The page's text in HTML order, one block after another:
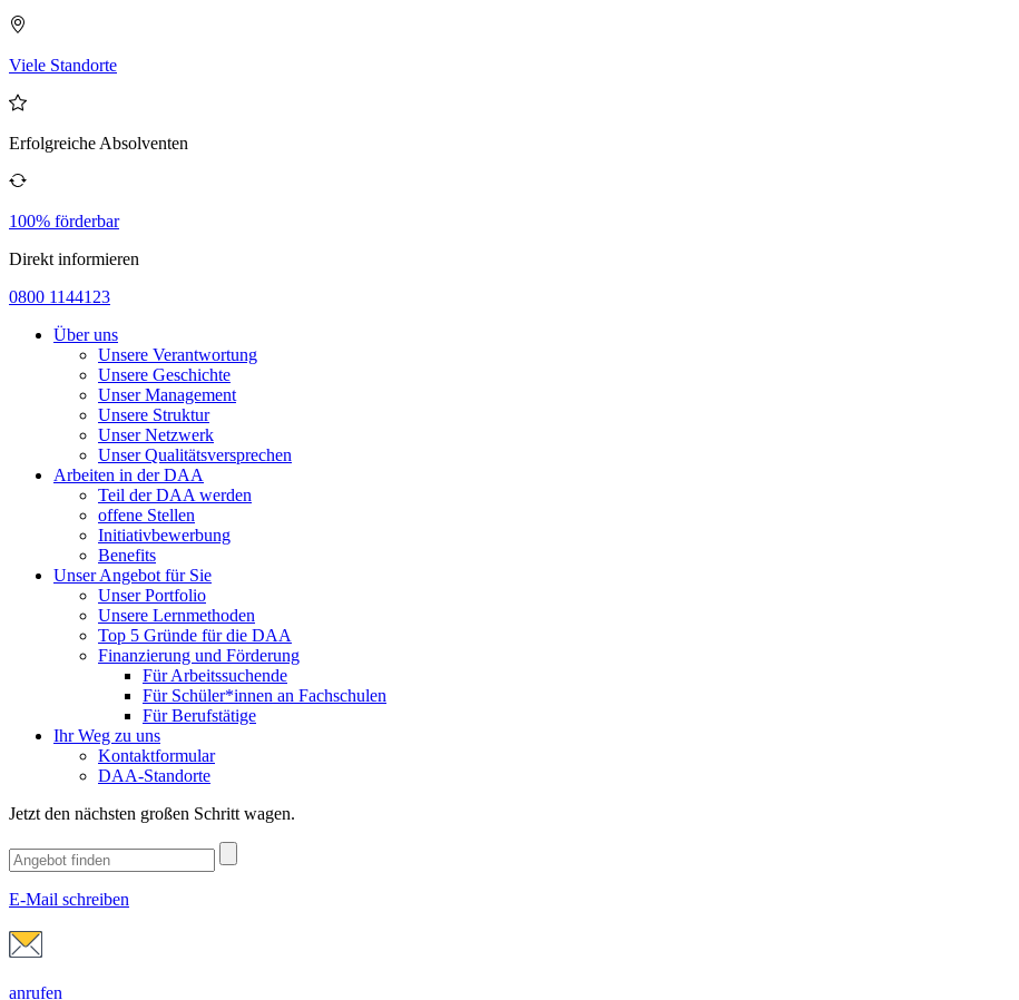
Viele Standorte
Erfolgreiche Absolventen
100% förderbar
Direkt informieren
0800 1144123
Über uns
Unsere Verantwortung
Unsere Geschichte
Unser Management
Unsere Struktur
Unser Netzwerk
Unser Qualitätsversprechen
Arbeiten in der DAA
Teil der DAA werden
offene Stellen
Initiativbewerbung
Benefits
Unser Angebot für Sie
Unser Portfolio
Unsere Lernmethoden
Top 5 Gründe für die DAA
Finanzierung und Förderung
Für Arbeitssuchende
Für Schüler*innen an Fachschulen
Für Berufstätige
Ihr Weg zu uns
Kontaktformular
DAA-Standorte
Jetzt den nächsten großen Schritt wagen.
E-Mail schreiben
anrufen